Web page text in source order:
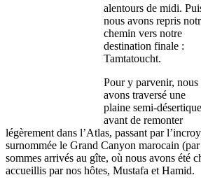
alentours de midi.
nous avons repris
chemin vers notre
destination finale :
Tamtatoucht.
Pour y parvenir, nous
avons traversé une
plaine semi-désertique
avant de remonter
légèrement dans l’Atlas, passant par
surnommée le Grand Canyon marocain
sommes arrivés au gîte, où nous avons été
accueillis par nos hôtes, Mustafa et Hamid.